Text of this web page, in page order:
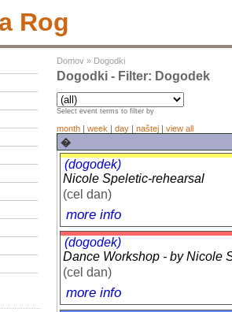
Rog
Domov » Dogodki
Dogodki - Filter: Dogodek
Select event terms to filter by
month | week | day | naštej | view all
�
(dogodek)
Nicole Speletic-rehearsal
(cel dan)
more info
(dogodek)
Dance Workshop - by Nicole
(cel dan)
more info